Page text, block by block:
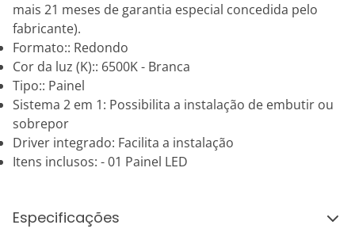
mais 21 meses de garantia especial concedida pelo
fabricante).
Formato:: Redondo
Cor da luz (K):: 6500K - Branca
Tipo:: Painel
Sistema 2 em 1: Possibilita a instalação de embutir ou
sobrepor
Driver integrado: Facilita a instalação
Itens inclusos: - 01 Painel LED
Especificações